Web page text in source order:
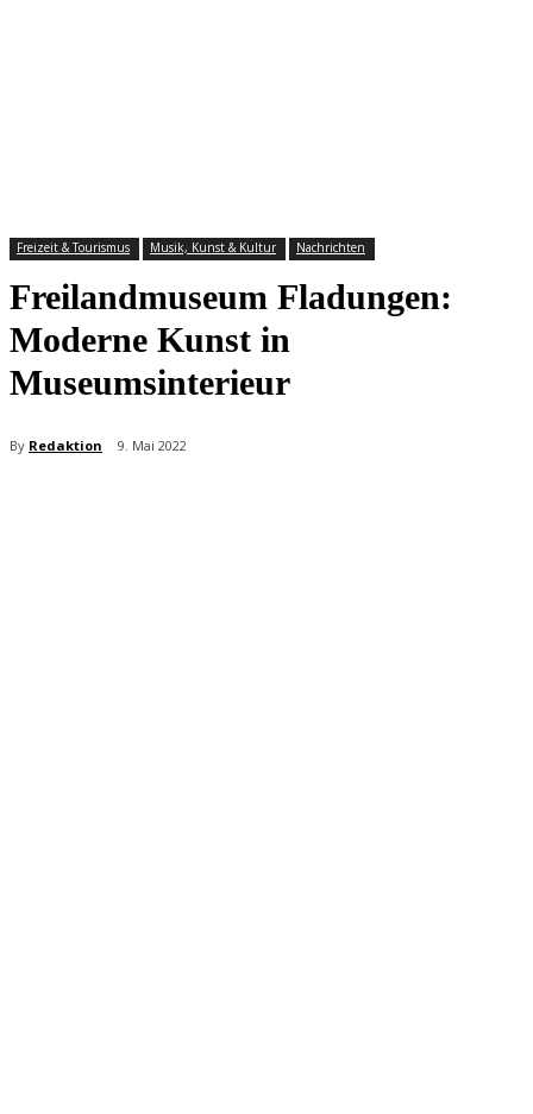
Freizeit & Tourismus Musik, Kunst & Kultur Nachrichten
Freilandmuseum Fladungen:
Moderne Kunst in
Museumsinterieur
By Redaktion 9. Mai 2022